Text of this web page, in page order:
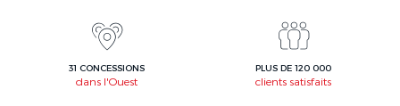
31 CONCESSIONS
dans l'Ouest
PLUS DE 120 000
clients satisfaits